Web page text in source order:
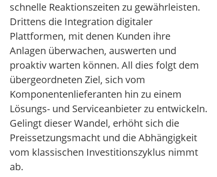
schnelle Reaktionszeiten zu gewährleisten.
Drittens die Integration digitaler
Plattformen, mit denen Kunden ihre
Anlagen überwachen, auswerten und
proaktiv warten können. All dies folgt dem
übergeordneten Ziel, sich vom
Komponentenlieferanten hin zu einem
Lösungs- und Serviceanbieter zu entwickeln.
Gelingt dieser Wandel, erhöht sich die
Preissetzungsmacht und die Abhängigkeit
vom klassischen Investitionszyklus nimmt
ab.